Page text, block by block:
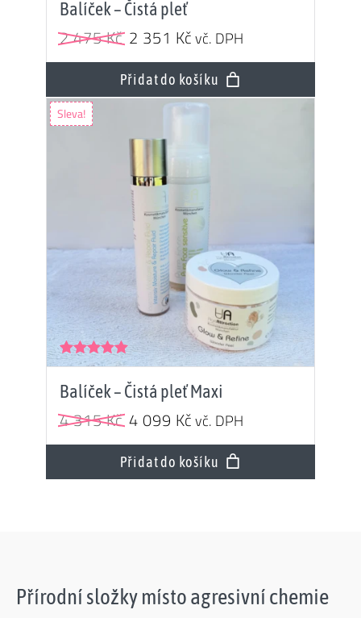
Balíček – Čistá pleť
2 475Kč Původní
cena
byla:
2
2 351 KčAktuální
cena
je:
2
vč. DPH
Přidat do košíku
Sleva!
Hodnocení
Balíček – Čistá pleť Maxi
4 315Kč Původní
cena
byla:
4
4 099 KčAktuální
cena
je:
4
vč. DPH
Přidat do košíku
Přírodní složky místo agresivní chemie